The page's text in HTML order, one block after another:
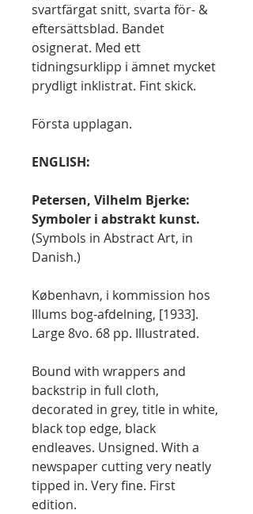
svartfärgat snitt, svarta för- &
eftersättsblad. Bandet
osignerat. Med ett
tidningsurklipp i ämnet mycket
prydligt inklistrat. Fint skick.
Första upplagan.
ENGLISH:
Petersen, Vilhelm Bjerke:
Symboler i abstrakt kunst.
(Symbols in Abstract Art, in
Danish.)
København, i kommission hos
Illums bog-afdelning, [1933].
Large 8vo. 68 pp. Illustrated.
Bound with wrappers and
backstrip in full cloth,
decorated in grey, title in white,
black top edge, black
endleaves. Unsigned. With a
newspaper cutting very neatly
tipped in. Very fine. First
edition.